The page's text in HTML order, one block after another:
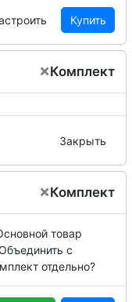
Купить
×Комплект
Закрыть
×Комплект
товар
с
отдельно?